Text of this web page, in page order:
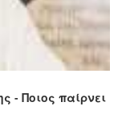
- Ποιος παίρνει